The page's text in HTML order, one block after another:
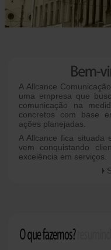
PRODUÇÃO DE
A Allcance
uma empresa que
comunicação na
concretos com base
ações planejadas.
A Allcance fica situada
vem conquistando
excelência em serviços.